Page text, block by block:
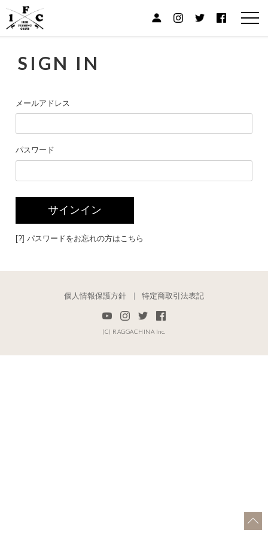
SIGN IN
メールアドレス
パスワード
[?] パスワードをお忘れの方はこちら
個人情報保護方針 特定商取引法表記
(C) RAGGACHINA Inc.